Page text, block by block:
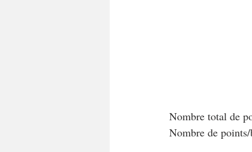
Nombre total de
Nombre de